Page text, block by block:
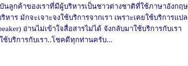
ลูกค้าของเราที่มีผู้บริหารเป็นชาวต่างชาติที่ใช้ภาษาอังกฤษ
าร มักจะเจาะจงใช้บริการจากเรา เพราะเคยใช้บริการแปล
อ่านไม่เข้าใจสื่อสารไม่ได้ จังกลับมาใช้บริการกับเรา
บริการกับเรา..โชคดีทุกท่านครับ...